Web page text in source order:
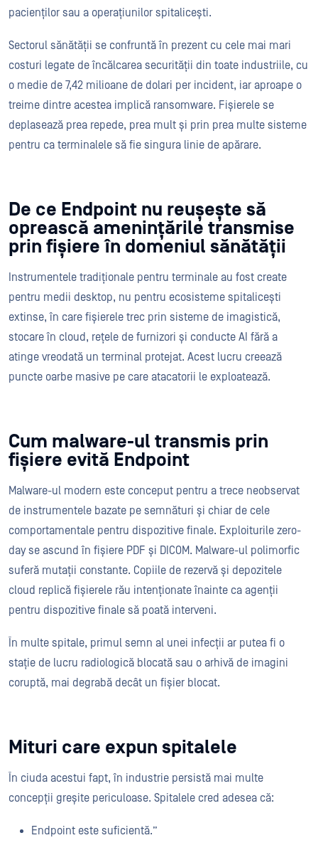
pacienților sau a operațiunilor spitalicești.
Sectorul sănătății se confruntă în prezent cu cele mai mari
costuri legate de încălcarea securității din toate industriile, cu
o medie de 7,42 milioane de dolari per incident, iar aproape o
treime dintre acestea implică ransomware. Fișierele se
deplasează prea repede, prea mult și prin prea multe sisteme
pentru ca terminalele să fie singura linie de apărare.
De ce Endpoint nu reușește să
oprească amenințările transmise
prin fișiere în domeniul sănătății
Instrumentele tradiționale pentru terminale au fost create
pentru medii desktop, nu pentru ecosisteme spitalicești
extinse, în care fișierele trec prin sisteme de imagistică,
stocare în cloud, rețele de furnizori și conducte AI fără a
atinge vreodată un terminal protejat. Acest lucru creează
puncte oarbe masive pe care atacatorii le exploatează.
Cum malware-ul transmis prin
fișiere evită Endpoint
Malware-ul modern este conceput pentru a trece neobservat
de instrumentele bazate pe semnături și chiar de cele
comportamentale pentru dispozitive finale. Exploiturile zero-
day se ascund în fișiere PDF și DICOM. Malware-ul polimorfic
suferă mutații constante. Copiile de rezervă și depozitele
cloud replică fișierele rău intenționate înainte ca agenții
pentru dispozitive finale să poată interveni.
În multe spitale, primul semn al unei infecții ar putea fi o
stație de lucru radiologică blocată sau o arhivă de imagini
coruptă, mai degrabă decât un fișier blocat.
Mituri care expun spitalele
În ciuda acestui fapt, în industrie persistă mai multe
concepții greșite periculoase. Spitalele cred adesea că:
Endpoint este suficientă.”